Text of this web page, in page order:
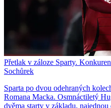
Přetlak v záloze Sparty.
Sochůrek
Sparta po dvou odehraných
Romana Macka. Osmnáctiletý
dvěma starty v základu,